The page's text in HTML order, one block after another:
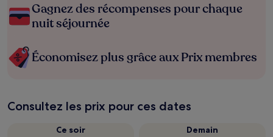
Gagnez des récompenses pour chaque
nuit séjournée
Économisez plus grâce aux Prix membres
Consultez les prix pour ces dates
Ce soir
Demain